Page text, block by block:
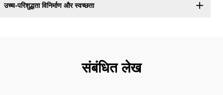
उच्च-परिशुद्धता विनिर्माण और स्वच्छता
संबंधित लेख